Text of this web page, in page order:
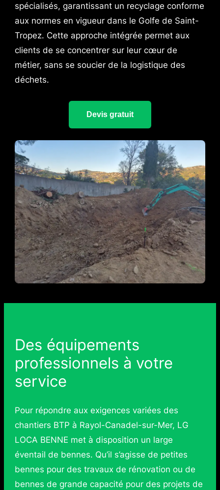
spécialisés, garantissant un recyclage conforme
aux normes en vigueur dans le Golfe de Saint-
Tropez. Cette approche intégrée permet aux
clients de se concentrer sur leur cœur de
métier, sans se soucier de la logistique des
déchets.
Devis gratuit
Des équipements
professionnels à votre
service
Pour répondre aux exigences variées des
chantiers BTP à Rayol-Canadel-sur-Mer, LG
LOCA BENNE met à disposition un large
éventail de bennes. Qu’il s’agisse de petites
bennes pour des travaux de rénovation ou de
bennes de grande capacité pour des projets de